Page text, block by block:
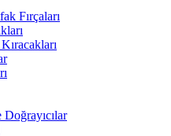
Fırçaları